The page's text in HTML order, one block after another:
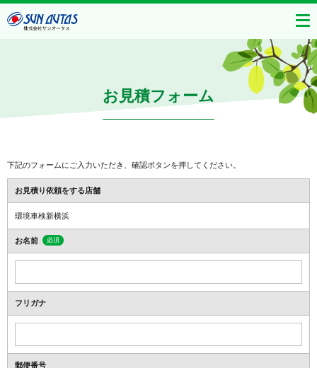
お見積フォーム
下記のフォームにご入力いただき、確認ボタンを押してください。
お見積り依頼をする店舗
環境車検新横浜
お名前 必須
フリガナ
郵便番号